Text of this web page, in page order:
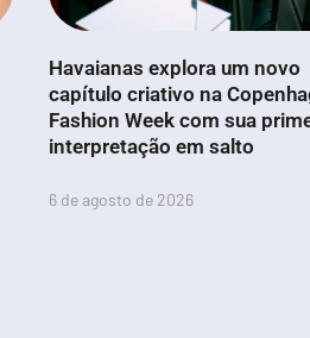
Havaianas explora um novo
capítulo criativo na
Fashion Week com sua
interpretação em salto
6 de agosto de 2026